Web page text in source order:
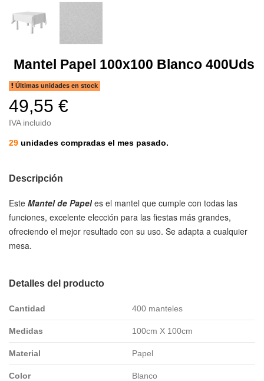
Mantel Papel 100x100 Blanco 400Uds
Últimas unidades en stock
49,55 €
IVA incluido
29 unidades compradas el mes pasado.
Descripción
Este Mantel de Papel es el mantel que cumple con todas las
funciones, excelente elección para las fiestas más grandes,
ofreciendo el mejor resultado con su uso. Se adapta a cualquier
mesa.
Detalles del producto
Cantidad 400 manteles
Medidas 100cm X 100cm
Material Papel
Color Blanco